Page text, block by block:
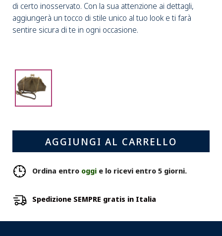
di certo inosservato. Con la sua attenzione ai dettagli,
aggiungerà un tocco di stile unico al tuo look e ti farà
sentire sicura di te in ogni occasione.
AGGIUNGI AL CARRELLO
Ordina entro oggi e lo ricevi entro 5 giorni.
Spedizione SEMPRE gratis in Italia